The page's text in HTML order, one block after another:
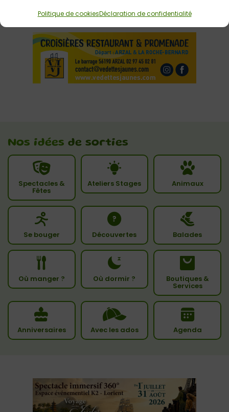
Politique de cookiesDéclaration de confidentialité
Nos idées de sorties
Spectacles &
Fêtes
Ateliers Stages Animaux
Se bouger Découvertes Balades
Où manger ? Où dormir ? Boutiques &
Services
Anniversaires Avec les ados Agenda